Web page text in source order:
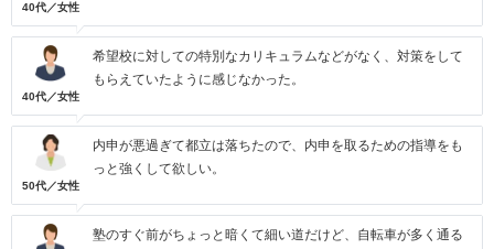
40代／女性
40代／女性
希望校に対しての特別なカリキュラムなどがなく、対策をして
もらえていたように感じなかった。
50代／女性
内申が悪過ぎて都立は落ちたので、内申を取るための指導をも
っと強くして欲しい。
塾のすぐ前がちょっと暗くて細い道だけど、自転車が多く通る